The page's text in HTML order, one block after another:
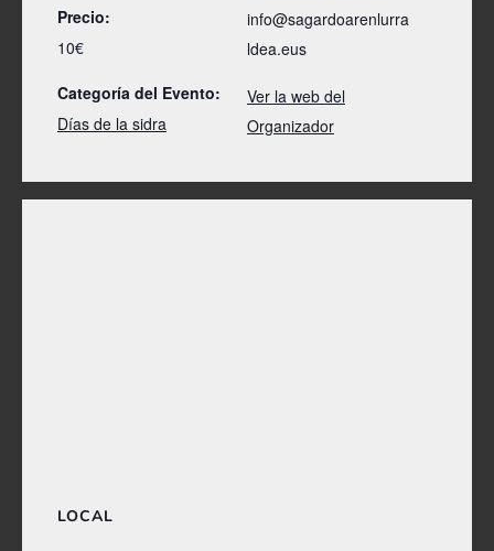
Precio:
10€
Categoría del Evento:
Días de la sidra
info@sagardoarenlurra
ldea.eus
Ver la web del
Organizador
LOCAL